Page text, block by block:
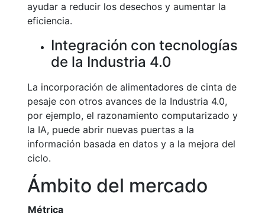
ayudar a reducir los desechos y aumentar la
eficiencia.
Integración con tecnologías
de la Industria 4.0
La incorporación de alimentadores de cinta de
pesaje con otros avances de la Industria 4.0,
por ejemplo, el razonamiento computarizado y
la IA, puede abrir nuevas puertas a la
información basada en datos y a la mejora del
ciclo.
Ámbito del mercado
Métrica